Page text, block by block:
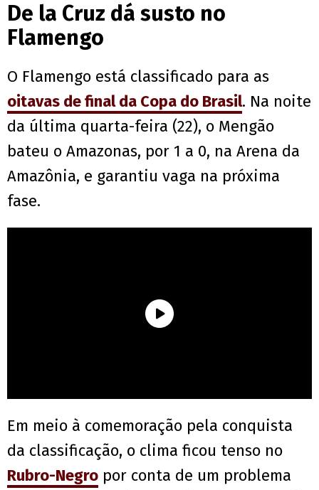
De la Cruz dá susto no
Flamengo
O Flamengo está classificado para as
oitavas de final da Copa do Brasil. Na noite
da última quarta-feira (22), o Mengão
bateu o Amazonas, por 1 a 0, na Arena da
Amazônia, e garantiu vaga na próxima
fase.
Em meio à comemoração pela conquista
da classificação, o clima ficou tenso no
Rubro-Negro por conta de um problema